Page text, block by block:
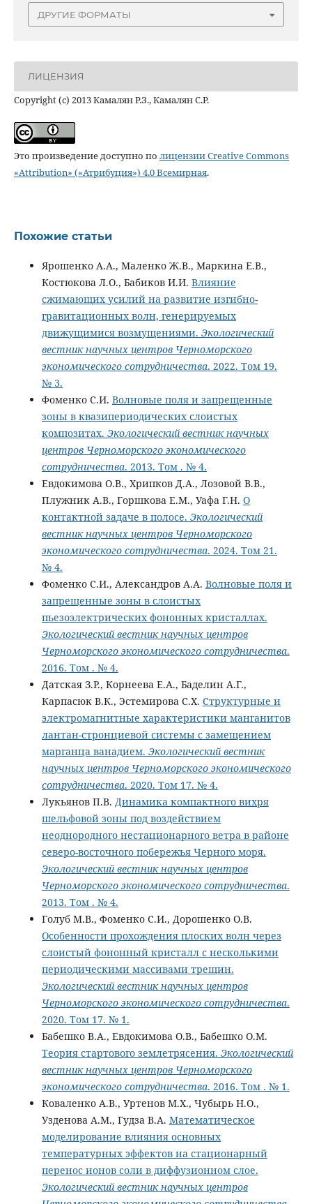
ДРУГИЕ ФОРМАТЫ
ЛИЦЕНЗИЯ
Copyright (c) 2013 Камалян Р.З., Камалян С.Р.
Это произведение доступно по лицензии Creative Commons
«Attribution» («Атрибуция») 4.0 Всемирная.
Похожие статьи
Ярошенко А.А., Маленко Ж.В., Маркина Е.В.,
Костюкова Л.О., Бабиков И.И. Влияние
сжимающих усилий на развитие изгибно-
гравитационных волн, генерируемых
движущимися возмущениями. Экологический
вестник научных центров Черноморского
экономического сотрудничества. 2022. Том 19.
№ 3.
Фоменко С.И. Волновые поля и запрещенные
зоны в квазипериодических слоистых
композитах. Экологический вестник научных
центров Черноморского экономического
сотрудничества. 2013. Том . № 4.
Евдокимова О.В., Хрипков Д.А., Лозовой В.В.,
Плужник А.В., Горшкова Е.М., Уафа Г.Н. О
контактной задаче в полосе. Экологический
вестник научных центров Черноморского
экономического сотрудничества. 2024. Том 21.
№ 4.
Фоменко С.И., Александров А.А. Волновые поля и
запрещенные зоны в слоистых
пьезоэлектрических фононных кристаллах.
Экологический вестник научных центров
Черноморского экономического сотрудничества.
2016. Том . № 4.
Датская З.Р., Корнеева Е.А., Баделин А.Г.,
Карпасюк В.К., Эстемирова С.Х. Структурные и
электромагнитные характеристики манганитов
лантан-стронциевой системы с замещением
марганца ванадием. Экологический вестник
научных центров Черноморского экономического
сотрудничества. 2020. Том 17. № 4.
Лукьянов П.В. Динамика компактного вихря
шельфовой зоны под воздействием
неоднородного нестационарного ветра в районе
северо-восточного побережья Черного моря.
Экологический вестник научных центров
Черноморского экономического сотрудничества.
2013. Том . № 4.
Голуб М.В., Фоменко С.И., Дорошенко О.В.
Особенности прохождения плоских волн через
слоистый фононный кристалл с несколькими
периодическими массивами трещин.
Экологический вестник научных центров
Черноморского экономического сотрудничества.
2020. Том 17. № 1.
Бабешко В.А., Евдокимова О.В., Бабешко О.М.
Теория стартового землетрясения. Экологический
вестник научных центров Черноморского
экономического сотрудничества. 2016. Том . № 1.
Коваленко А.В., Уртенов М.Х., Чубырь Н.О.,
Узденова А.М., Гудза В.А. Математическое
моделирование влияния основных
температурных эффектов на стационарный
перенос ионов соли в диффузионном слое.
Экологический вестник научных центров